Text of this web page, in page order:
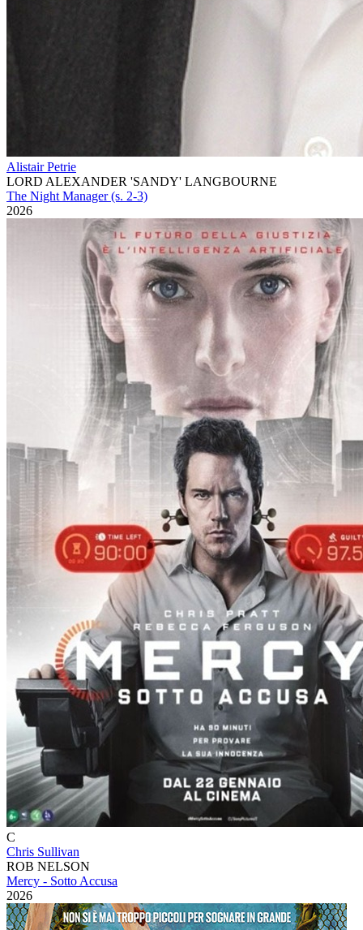
Alistair Petrie
LORD ALEXANDER 'SANDY' LANGBOURNE
The Night Manager (s. 2-3)
2026
C
Chris Sullivan
ROB NELSON
Mercy - Sotto Accusa
2026